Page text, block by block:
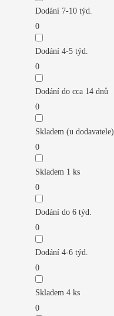
Dodání 7-10 týd.
0
Dodání 4-5 týd.
0
Dodání do cca 14 dnů
0
Skladem (u dodavatele)
0
Skladem 1 ks
0
Dodání do 6 týd.
0
Dodání 4-6 týd.
0
Skladem 4 ks
0